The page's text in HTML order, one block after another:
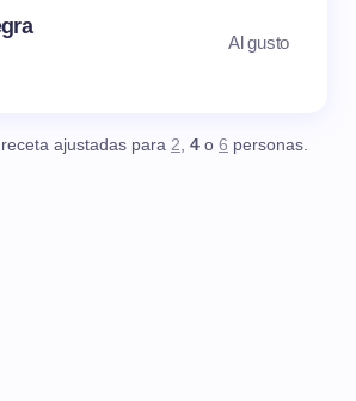
Al gusto
ajustadas para 2, 4 o 6 personas.